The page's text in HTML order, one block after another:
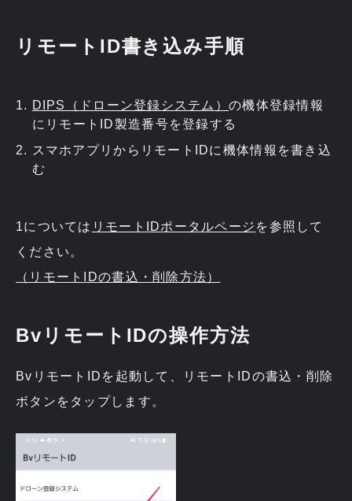
リモートID書き込み手順
DIPS（ドローン登録システム）の機体登録情報
にリモートID製造番号を登録する
スマホアプリからリモートIDに機体情報を書き込
む
1については リモートIDポータルページ を参照して
ください。
（リモートIDの書込・削除方法）
BvリモートIDの操作方法
BvリモートIDを起動して、リモートIDの書込・削除
ボタンをタップします。